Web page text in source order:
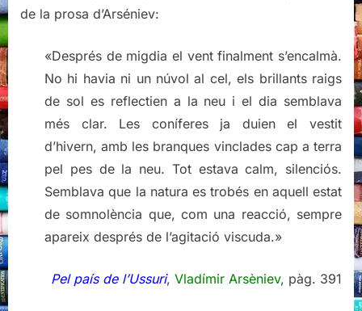
de la prosa d’Arséniev:
«Després de migdia el vent finalment s’encalmà.
No hi havia ni un núvol al cel, els brillants raigs
de sol es reflectien a la neu i el dia semblava
més clar. Les coníferes ja duien el vestit
d’hivern, amb les branques vinclades cap a terra
pel pes de la neu. Tot estava calm, silenciós.
Semblava que la natura es trobés en aquell estat
de somnolència que, com una reacció, sempre
apareix després de l’agitació viscuda.»
Pel país de l’Ussuri, Vladímir Arsèniev, pàg. 391